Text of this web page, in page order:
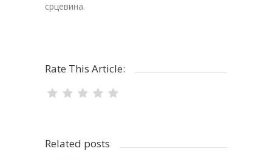
срцевина.
Rate This Article:
Related posts